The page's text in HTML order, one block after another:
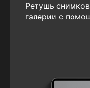
Ретушь
галерии с